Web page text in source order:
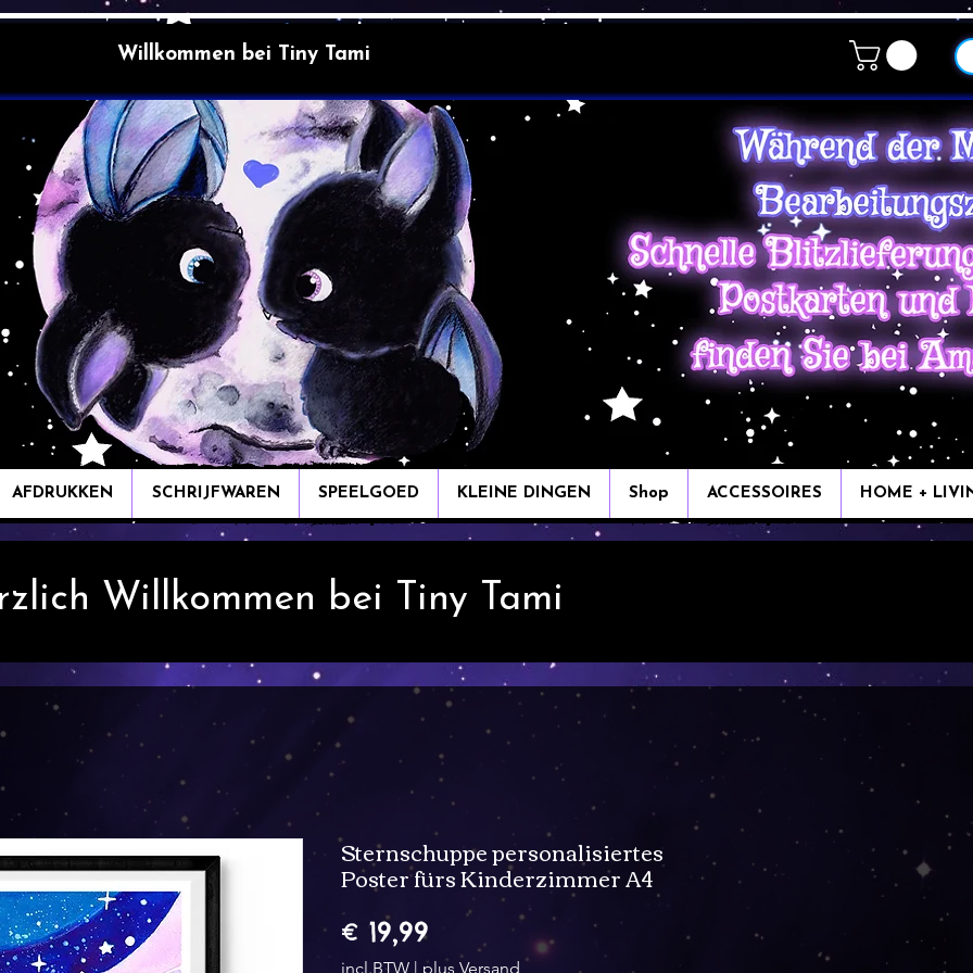
Willkommen bei Tiny Tami
AFDRUKKEN SCHRIJFWAREN SPEELGOED KLEINE DINGEN Shop ACCESSOIRES HOME +
Willkommen bei Tiny Tami
Sternschuppe personalisiertes
Poster fürs Kinderzimmer A4
€ 19,99
incl.BTW | plus Versand